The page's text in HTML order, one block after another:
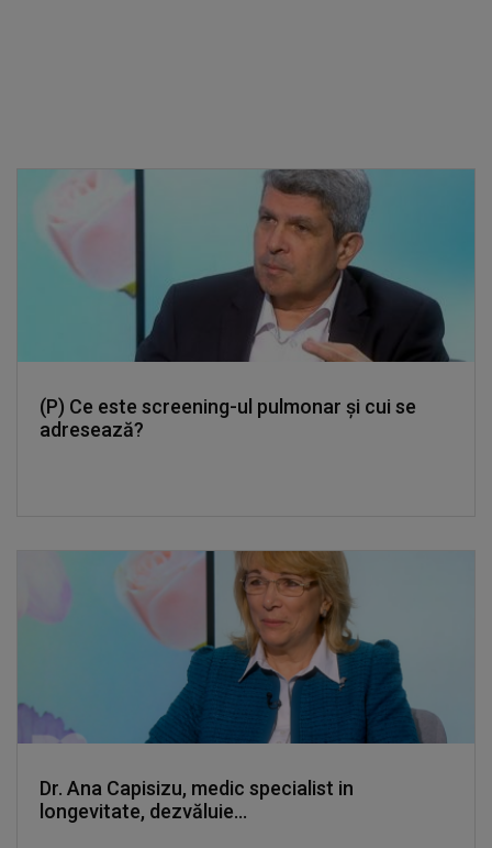
(P) Ce este screening-ul pulmonar și cui se
adresează?
Dr. Ana Capisizu, medic specialist in
longevitate, dezvăluie...